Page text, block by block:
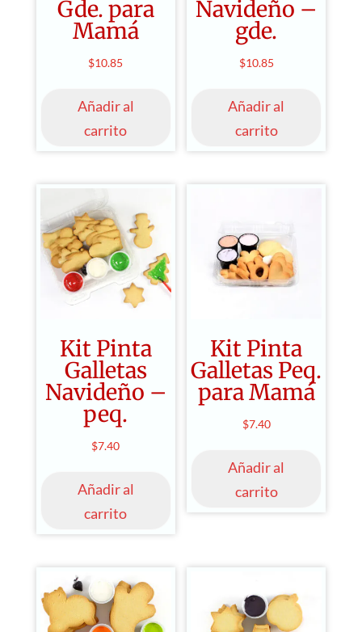
Gde. para
Mamá
$10.85
Añadir al
carrito
Navideño –
gde.
$10.85
Añadir al
carrito
Kit Pinta
Galletas
Navideño –
peq.
$7.40
Añadir al
carrito
Kit Pinta
Galletas Peq.
para Mamá
$7.40
Añadir al
carrito